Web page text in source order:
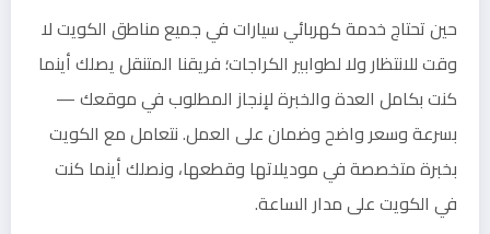
حين تحتاج خدمة كهربائي سيارات في جميع مناطق الكويت لا
وقت للانتظار ولا لطوابير الكراجات؛ فريقنا المتنقل يصلك أينما
كنت بكامل العدة والخبرة لإنجاز المطلوب في موقعك —
بسرعة وسعر واضح وضمان على العمل. نتعامل مع الكويت
بخبرة متخصصة في موديلاتها وقطعها، ونصلك أينما كنت
في الكويت على مدار الساعة.